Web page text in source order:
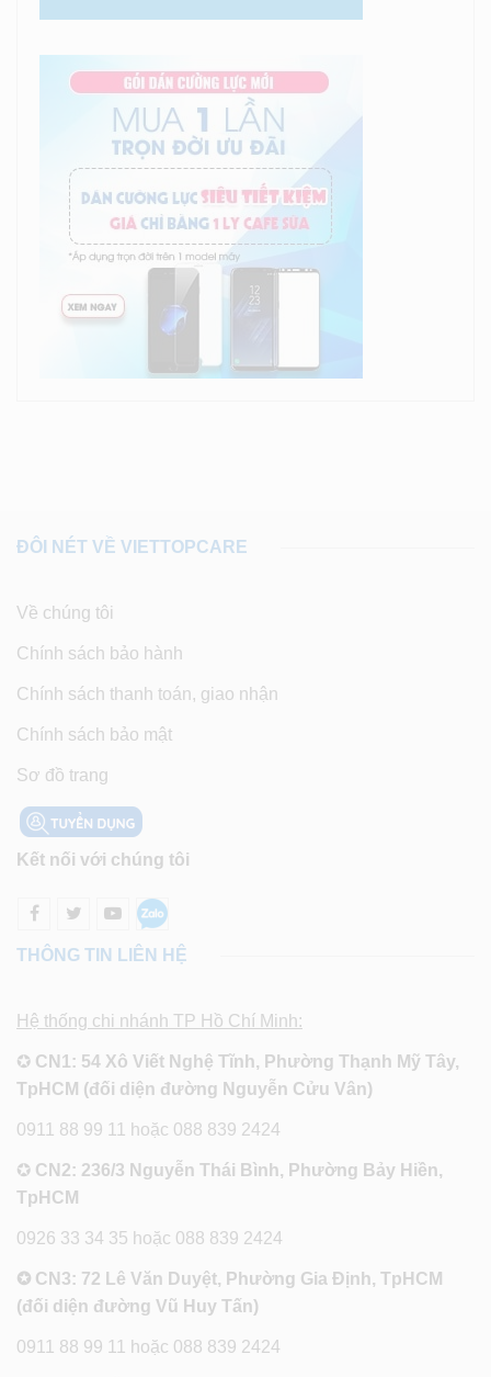
ĐÔI NÉT VỀ VIETTOPCARE
Về chúng tôi
Chính sách bảo hành
Chính sách thanh toán, giao nhận
Chính sách bảo mật
Sơ đồ trang
Kết nối với chúng tôi
THÔNG TIN LIÊN HỆ
Hệ thống chi nhánh TP Hồ Chí Minh:
✪ CN1: 54 Xô Viết Nghệ Tĩnh, Phường Thạnh Mỹ Tây,
TpHCM (đối diện đường Nguyễn Cửu Vân)
0911 88 99 11 hoặc 088 839 2424
✪ CN2: 236/3 Nguyễn Thái Bình, Phường Bảy Hiền,
TpHCM
0926 33 34 35 hoặc 088 839 2424
✪ CN3: 72 Lê Văn Duyệt, Phường Gia Định, TpHCM
(đối diện đường Vũ Huy Tấn)
0911 88 99 11 hoặc 088 839 2424